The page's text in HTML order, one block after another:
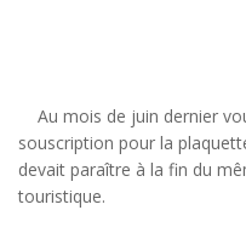
Au mois de juin dernier
souscription pour la
devait paraître à la fin du
touristique.